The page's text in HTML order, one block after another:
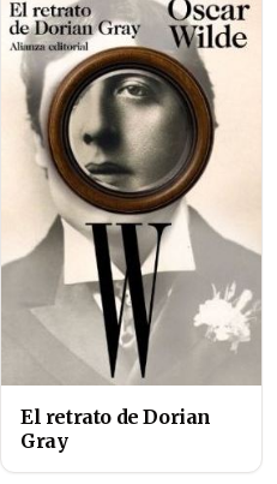
El retrato de Dorian
Gray